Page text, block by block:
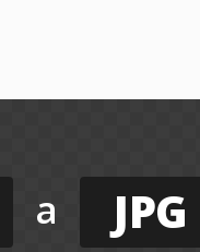
a JPG